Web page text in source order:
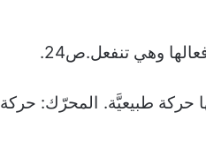
وهي تنفعل.ص24.
حركة طبيعيَّة. المحرّك: حركة